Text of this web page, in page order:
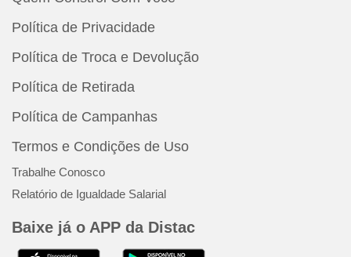
Política de Privacidade
Política de Troca e Devolução
Política de Retirada
Política de Campanhas
Termos e Condições de Uso
Trabalhe Conosco
Relatório de Igualdade Salarial
Baixe já o APP da Distac